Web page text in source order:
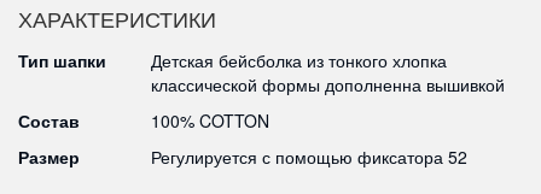
ХАРАКТЕРИСТИКИ
Тип шапки
Детская бейсболка из тонкого хлопка
классической формы дополненна вышивкой
Состав
100% COTTON
Размер
Регулируется с помощью фиксатора 52